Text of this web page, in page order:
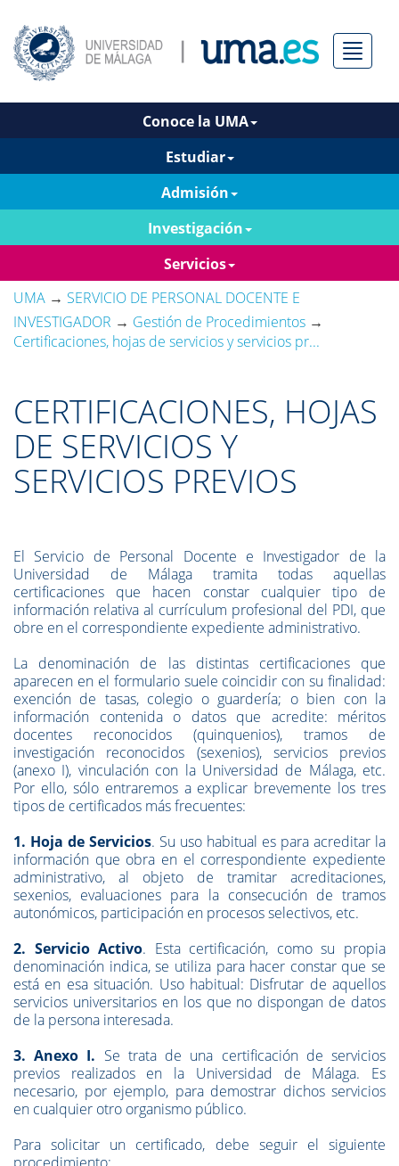
Menú
Conoce la UMA
Estudiar
Admisión
Investigación
Servicios
UMA → SERVICIO DE PERSONAL DOCENTE E
INVESTIGADOR → Gestión de Procedimientos →
Certificaciones, hojas de servicios y servicios pr...
CERTIFICACIONES, HOJAS
DE SERVICIOS Y
SERVICIOS PREVIOS
El Servicio de Personal Docente e Investigador de la
Universidad de Málaga tramita todas aquellas
certificaciones que hacen constar cualquier tipo de
información relativa al currículum profesional del PDI, que
obre en el correspondiente expediente administrativo.
La denominación de las distintas certificaciones que
aparecen en el formulario suele coincidir con su finalidad:
exención de tasas, colegio o guardería; o bien con la
información contenida o datos que acredite: méritos
docentes reconocidos (quinquenios), tramos de
investigación reconocidos (sexenios), servicios previos
(anexo I), vinculación con la Universidad de Málaga, etc.
Por ello, sólo entraremos a explicar brevemente los tres
tipos de certificados más frecuentes:
1. Hoja de Servicios. Su uso habitual es para acreditar la
información que obra en el correspondiente expediente
administrativo, al objeto de tramitar acreditaciones,
sexenios, evaluaciones para la consecución de tramos
autonómicos, participación en procesos selectivos, etc.
2. Servicio Activo. Esta certificación, como su propia
denominación indica, se utiliza para hacer constar que se
está en esa situación. Uso habitual: Disfrutar de aquellos
servicios universitarios en los que no dispongan de datos
de la persona interesada.
3. Anexo I. Se trata de una certificación de servicios
previos realizados en la Universidad de Málaga. Es
necesario, por ejemplo, para demostrar dichos servicios
en cualquier otro organismo público.
Para solicitar un certificado, debe seguir el siguiente